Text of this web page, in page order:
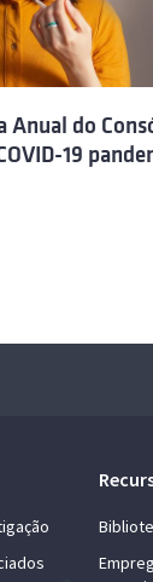
Anual do
19